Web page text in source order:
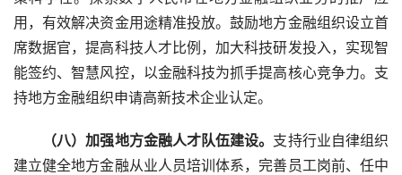
用，有效解决资金用途精准投放。鼓励地方金融组织设立首
席数据官，提高科技人才比例，加大科技研发投入，实现智
能签约、智慧风控，以金融科技为抓手提高核心竞争力。支
持地方金融组织申请高新技术企业认定。
（八）加强地方金融人才队伍建设。 支持行业自律组织
建立健全地方金融从业人员培训体系，完善员工岗前、任中